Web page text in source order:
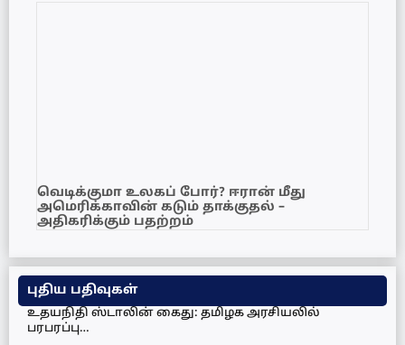
வெடிக்குமா உலகப் போர்? ஈரான் மீது
அமெரிக்காவின் கடும் தாக்குதல் –
அதிகரிக்கும் பதற்றம்
புதிய பதிவுகள்
உதயநிதி ஸ்டாலின் கைது: தமிழக அரசியலில்
பரபரப்பு…